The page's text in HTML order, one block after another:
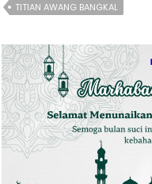
TITIAN AWANG BANGKAL